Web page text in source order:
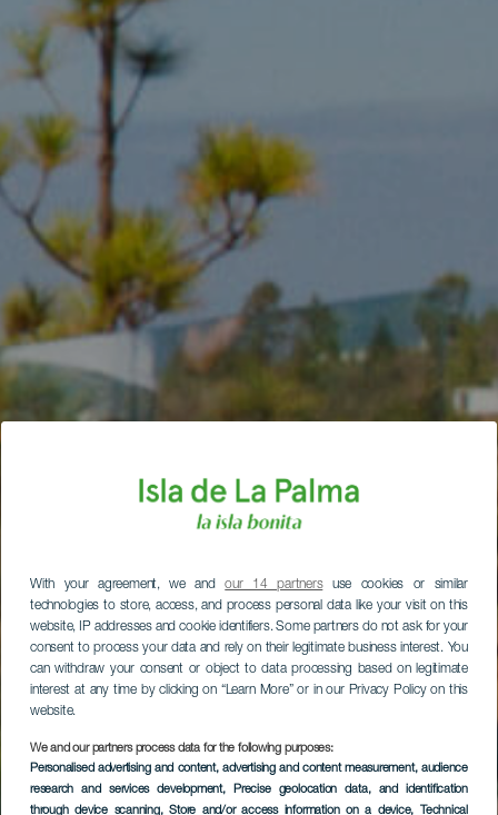
With your agreement, we andour 14 partnersuse cookies or similar
technologies to store, access, and process personal data like your visit on this
website, IP addresses and cookie identifiers. Some partners do not ask for your
consent to process your data and rely on their legitimate business interest. You
can withdraw your consent or object to data processing based on legitimate
interest at any time by clicking on “Learn More” or in our Privacy Policy on this
website.
We and our partners process data for the following purposes:
Personalised advertising and content, advertising and content measurement, audience
research and services development, Precise geolocation data, and identification
through device scanning, Store and/or access information on a device, Technical